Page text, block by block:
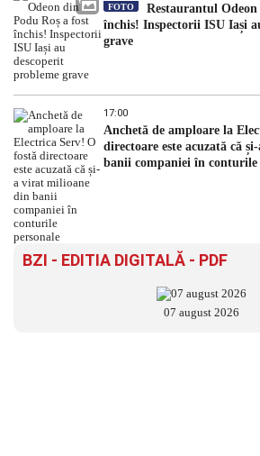
FOTO
Restaurantul
închis! Inspectorii ISU Iași
grave
17:00
Anchetă de amploare la
directoare este acuzată că
banii companiei în conturile
BZI - EDITIA DIGITALĂ - PDF
07 august 2026